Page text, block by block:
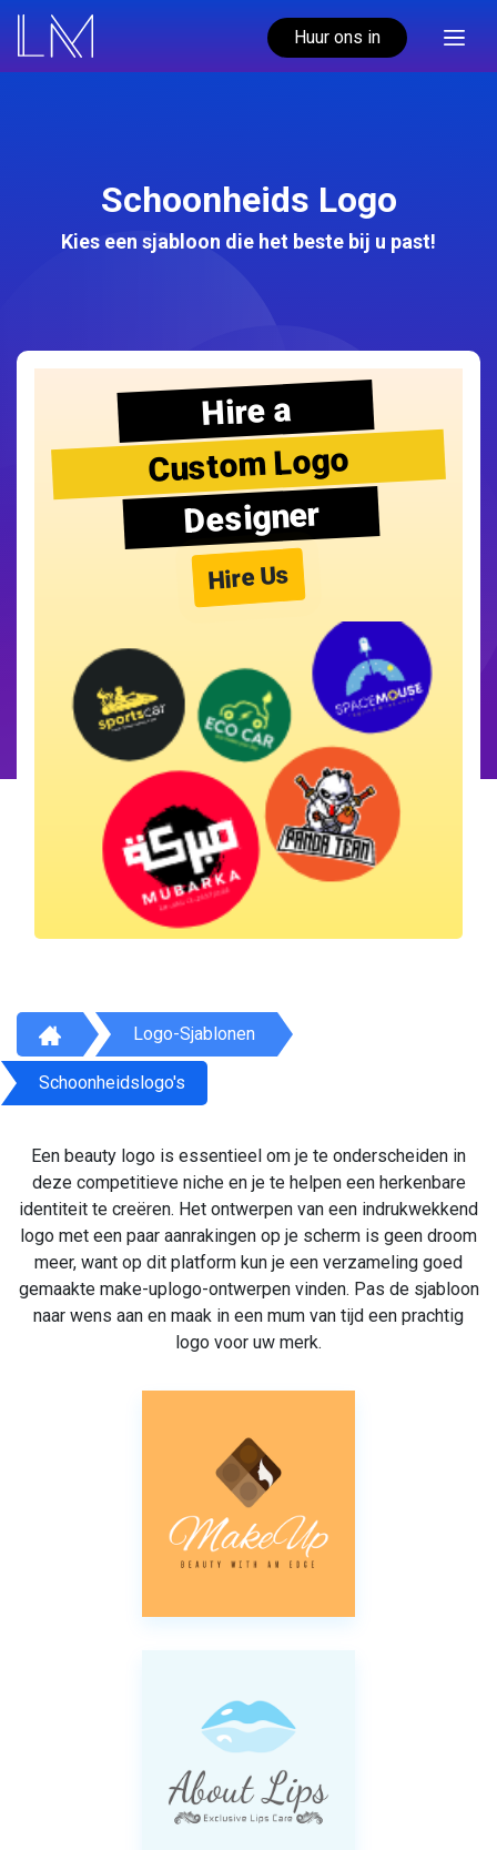
Huur ons in
Schoonheids Logo
Kies een sjabloon die het beste bij u past!
Hire a
Custom Logo
Designer
Hire Us
Logo-Sjablonen
Schoonheidslogo's
Een beauty logo is essentieel om je te onderscheiden in
deze competitieve niche en je te helpen een herkenbare
identiteit te creëren. Het ontwerpen van een indrukwekkend
logo met een paar aanrakingen op je scherm is geen droom
meer, want op dit platform kun je een verzameling goed
gemaakte make-uplogo-ontwerpen vinden. Pas de sjabloon
naar wens aan en maak in een mum van tijd een prachtig
logo voor uw merk.